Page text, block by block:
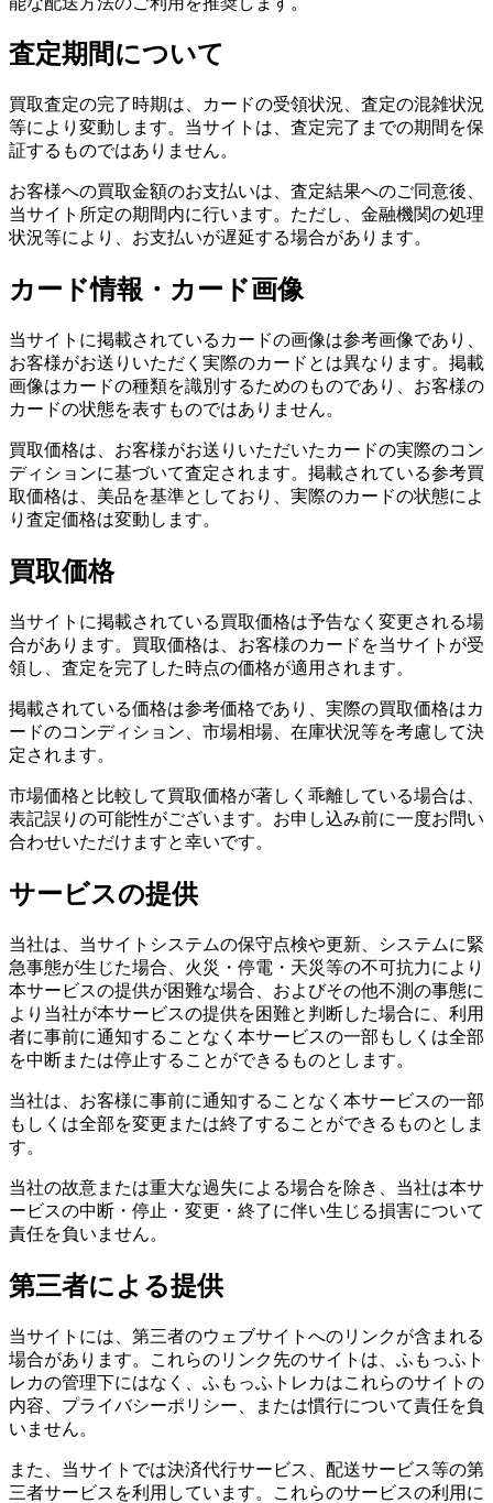
査定期間について
買取査定の完了時期は、カードの受領状況、査定の混雑状況
等により変動します。当サイトは、査定完了までの期間を保
証するものではありません。
お客様への買取金額のお支払いは、査定結果へのご同意後、
当サイト所定の期間内に行います。ただし、金融機関の処理
状況等により、お支払いが遅延する場合があります。
カード情報・カード画像
当サイトに掲載されているカードの画像は参考画像であり、
お客様がお送りいただく実際のカードとは異なります。掲載
画像はカードの種類を識別するためのものであり、お客様の
カードの状態を表すものではありません。
買取価格は、お客様がお送りいただいたカードの実際のコン
ディションに基づいて査定されます。掲載されている参考買
取価格は、美品を基準としており、実際のカードの状態によ
り査定価格は変動します。
買取価格
当サイトに掲載されている買取価格は予告なく変更される場
合があります。買取価格は、お客様のカードを当サイトが受
領し、査定を完了した時点の価格が適用されます。
掲載されている価格は参考価格であり、実際の買取価格はカ
ードのコンディション、市場相場、在庫状況等を考慮して決
定されます。
市場価格と比較して買取価格が著しく乖離している場合は、
表記誤りの可能性がございます。お申し込み前に一度お問い
合わせいただけますと幸いです。
サービスの提供
当社は、当サイトシステムの保守点検や更新、システムに緊
急事態が生じた場合、火災・停電・天災等の不可抗力により
本サービスの提供が困難な場合、およびその他不測の事態に
より当社が本サービスの提供を困難と判断した場合に、利用
者に事前に通知することなく本サービスの一部もしくは全部
を中断または停止することができるものとします。
当社は、お客様に事前に通知することなく本サービスの一部
もしくは全部を変更または終了することができるものとしま
す。
当社の故意または重大な過失による場合を除き、当社は本サ
ービスの中断・停止・変更・終了に伴い生じる損害について
責任を負いません。
第三者による提供
当サイトには、第三者のウェブサイトへのリンクが含まれる
場合があります。これらのリンク先のサイトは、ふもっふト
レカの管理下にはなく、ふもっふトレカはこれらのサイトの
内容、プライバシーポリシー、または慣行について責任を負
いません。
また、当サイトでは決済代行サービス、配送サービス等の第
三者サービスを利用しています。これらのサービスの利用に